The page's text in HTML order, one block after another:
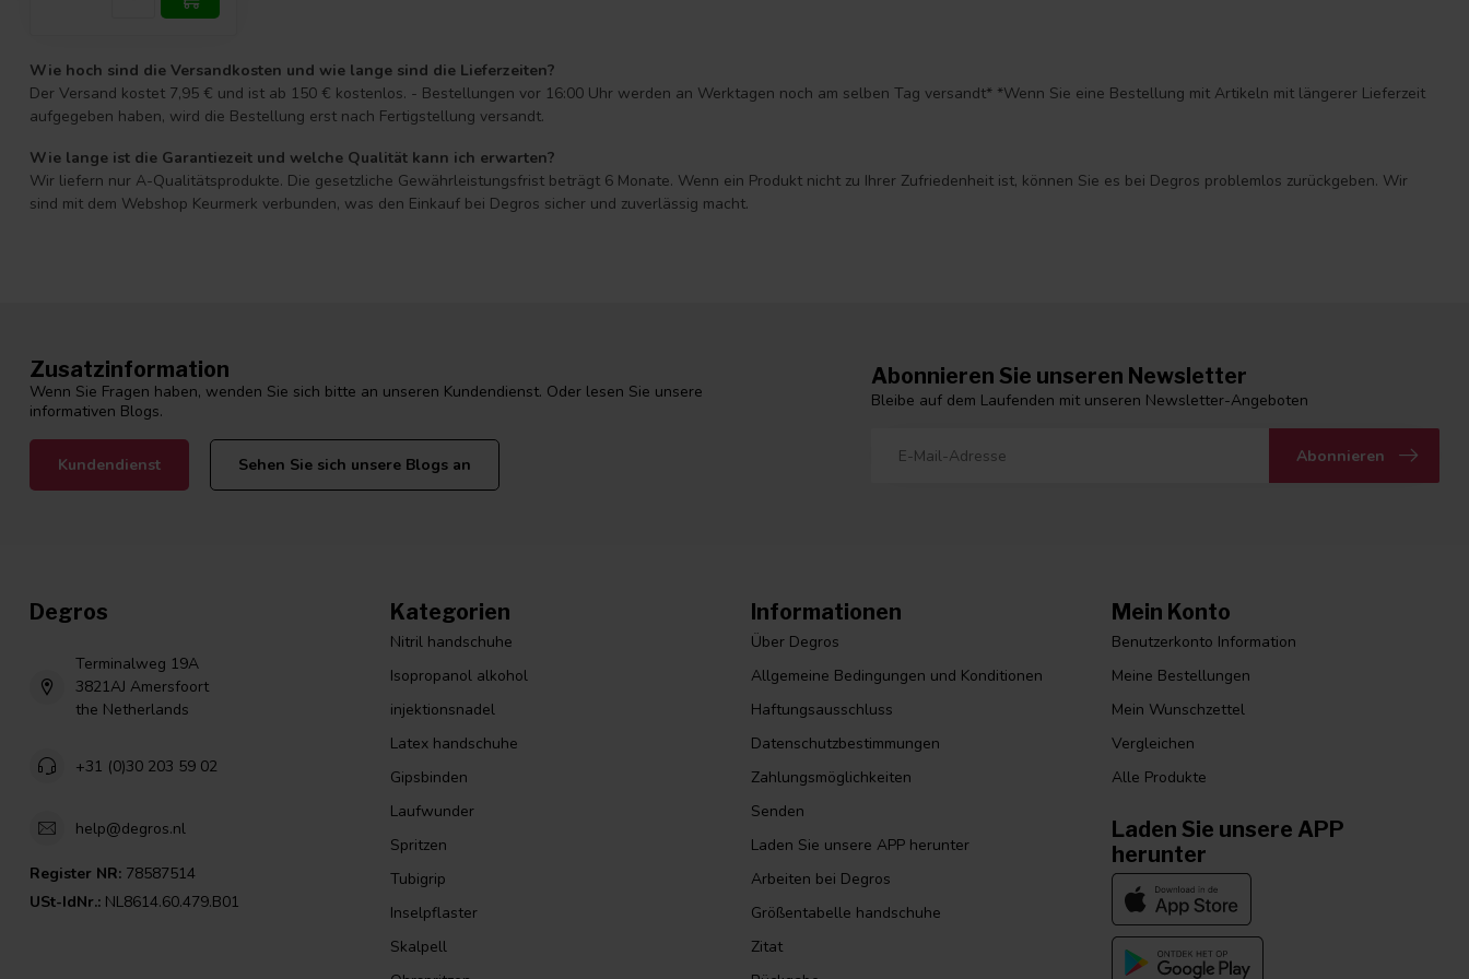
Wie hoch sind die Versandkosten und wie lange sind die Lieferzeiten?
Der Versand kostet 7,95 € und ist ab 150 € kostenlos. - Bestellungen vor 16:00 Uhr werden an Werktagen noch am selben Tag versandt* *Wenn Sie eine Bestellung mit Artikeln mit längerer Lieferzeit
aufgegeben haben, wird die Bestellung erst nach Fertigstellung versandt.
Wie lange ist die Garantiezeit und welche Qualität kann ich erwarten?
Wir liefern nur A-Qualitätsprodukte. Die gesetzliche Gewährleistungsfrist beträgt 6 Monate. Wenn ein Produkt nicht zu Ihrer Zufriedenheit ist, können Sie es bei Degros problemlos zurückgeben. Wir
sind mit dem Webshop Keurmerk verbunden, was den Einkauf bei Degros sicher und zuverlässig macht.
Zusatzinformation
Wenn Sie Fragen haben, wenden Sie sich bitte an unseren Kundendienst. Oder lesen Sie unsere
informativen Blogs.
Kundendienst Sehen Sie sich unsere Blogs an
Abonnieren Sie unseren Newsletter
Bleibe auf dem Laufenden mit unseren Newsletter-Angeboten
Abonnieren
Degros
Terminalweg 19A
3821AJ Amersfoort
the Netherlands
+31 (0)30 203 59 02
help@degros.nl
Register NR: 78587514
USt-IdNr.: NL8614.60.479.B01
Kategorien
Nitril handschuhe
Isopropanol alkohol
injektionsnadel
Latex handschuhe
Gipsbinden
Laufwunder
Spritzen
Tubigrip
Inselpflaster
Skalpell
Informationen
Über Degros
Allgemeine Bedingungen und Konditionen
Haftungsausschluss
Datenschutzbestimmungen
Zahlungsmöglichkeiten
Senden
Laden Sie unsere APP herunter
Arbeiten bei Degros
Größentabelle handschuhe
Zitat
Mein Konto
Benutzerkonto Information
Meine Bestellungen
Mein Wunschzettel
Vergleichen
Alle Produkte
Laden Sie unsere APP
herunter